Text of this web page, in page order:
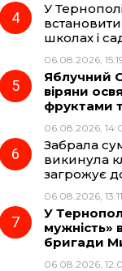
У
школах і
06.08.2026,
Яблучний
віряни
фруктами
06.08.2026,
Забрала
викинула
загрожує
06.08.2026, 13:11
У
мужність»
бригади
06.08.2026,